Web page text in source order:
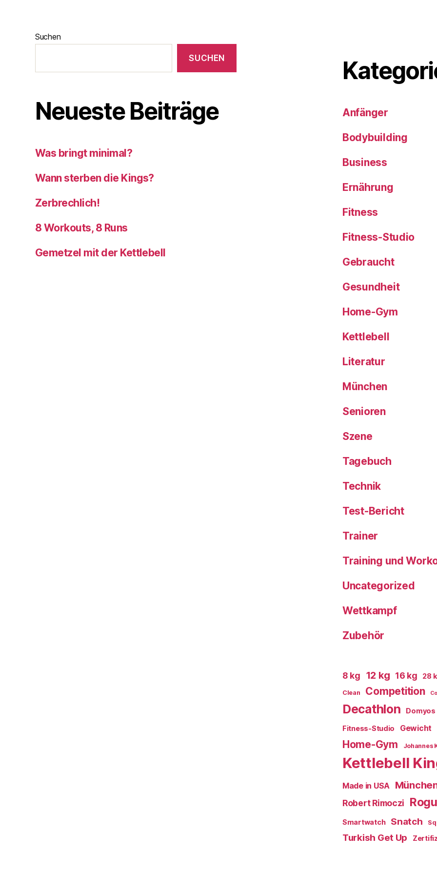
Suchen
SUCHEN
Neueste Beiträge
Was bringt minimal?
Wann sterben die Kings?
Zerbrechlich!
8 Workouts, 8 Runs
Gemetzel mit der Kettlebell
Anfänger
Bodybuilding
Business
Ernährung
Fitness
Fitness-Studio
Gebraucht
Gesundheit
Home-Gym
Kettlebell
Literatur
München
Senioren
Szene
Tagebuch
Technik
Test-Bericht
Trainer
Training und
Uncategorized
Wettkampf
Zubehör
8 kg 12 kg 16 kg 28
Clean Competition
Decathlon Domyos
Fitness-Studio Gewicht
Home-Gym Johannes
Kettlebell
Made in USA
Robert Rimoczi
Smartwatch Snatch
Turkish Get Up